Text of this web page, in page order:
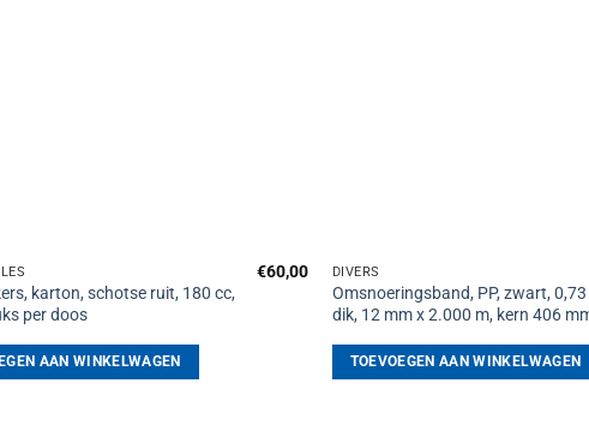
karton, schotse ruit, 180 cc,
per doos
€60,00
AAN WINKELWAGEN
DIVERS
Omsnoeringsband, PP, zwart,
dik, 12 mm x 2.000 m, kern 406
TOEVOEGEN AAN WINKELWAGEN